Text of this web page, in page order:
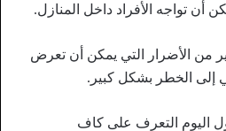
تواجه الأفراد داخل المنازل.
من الأضرار التي يمكن أن تعرض
إلى الخطر بشكل كبير.
اليوم التعرف على كاف